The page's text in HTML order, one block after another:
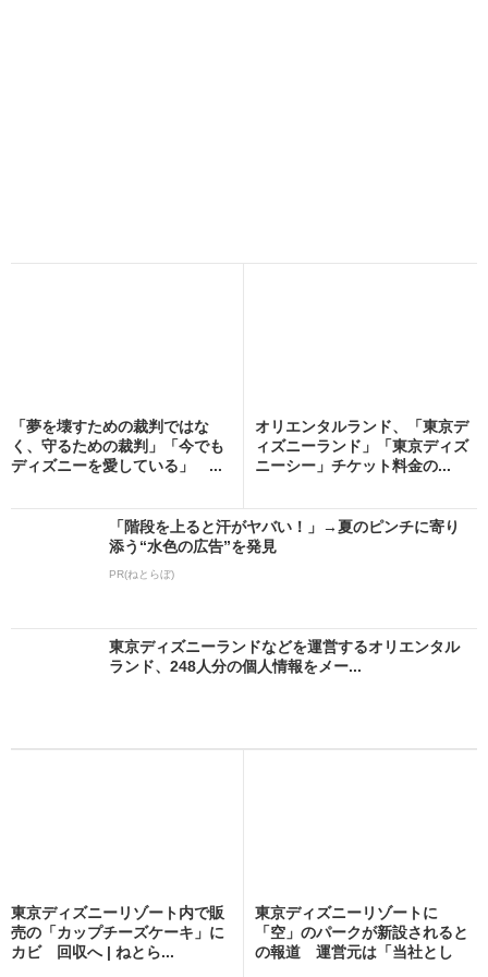
「夢を壊すための裁判ではな
く、守るための裁判」「今でも
ディズニーを愛している」 ...
オリエンタルランド、「東京デ
ィズニーランド」「東京ディズ
ニーシー」チケット料金の...
「階段を上ると汗がヤバい！」→夏のピンチに寄り
添う“水色の広告”を発見
PR(ねとらぼ)
東京ディズニーランドなどを運営するオリエンタル
ランド、248人分の個人情報をメー...
東京ディズニーリゾート内で販
売の「カップチーズケーキ」に
カビ 回収へ | ねとら...
東京ディズニーリゾートに
「空」のパークが新設されると
の報道 運営元は「当社とし